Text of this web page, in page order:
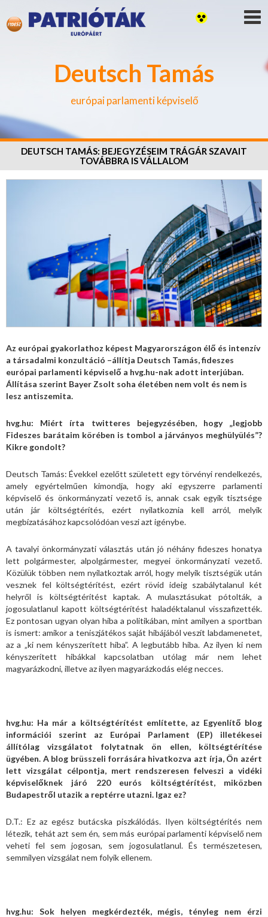
Deutsch Tamás
európai parlamenti képviselő
DEUTSCH TAMÁS: BEJEGYZÉSEIM TRÁGÁR SZAVAIT
TOVÁBBRA IS VÁLLALOM
Az európai gyakorlathoz képest Magyarországon élő és intenzív
a társadalmi konzultáció –állítja Deutsch Tamás, fideszes
európai parlamenti képviselő a hvg.hu-nak adott interjúban.
Állítása szerint Bayer Zsolt soha életében nem volt és nem is
lesz antiszemita.
hvg.hu: Miért írta twitteres bejegyzésében, hogy „legjobb
Fideszes barátaim körében is tombol a járványos meghülyülés”?
Kikre gondolt?
Deutsch Tamás: Évekkel ezelőtt született egy törvényi rendelkezés,
amely egyértelműen kimondja, hogy aki egyszerre parlamenti
képviselő és önkormányzati vezető is, annak csak egyik tisztsége
után jár költségtérítés, ezért nyilatkoznia kell arról, melyik
megbízatásához kapcsolódóan veszi azt igénybe.
A tavalyi önkormányzati választás után jó néhány fideszes honatya
lett polgármester, alpolgármester, megyei önkormányzati vezető.
Közülük többen nem nyilatkoztak arról, hogy melyik tisztségük után
vesznek fel költségtérítést, ezért rövid ideig szabálytalanul két
helyről is költségtérítést kaptak. A mulasztásukat pótolták, a
jogosulatlanul kapott költségtérítést haladéktalanul visszafizették.
Ez pontosan ugyan olyan hiba a politikában, mint amilyen a sportban
is ismert: amikor a teniszjátékos saját hibájából veszít labdamenetet,
az a „ki nem kényszerített hiba”. A legbutább hiba. Az ilyen ki nem
kényszerített hibákkal kapcsolatban utólag már nem lehet
magyarázkodni, illetve az ilyen magyarázkodás elég necces.
hvg.hu: Ha már a költségtérítést említette, az Egyenlítő blog
információi szerint az Európai Parlament (EP) illetékesei
állítólag vizsgálatot folytatnak ön ellen, költségtérítése
ügyében. A blog brüsszeli forrására hivatkozva azt írja, Ön azért
lett vizsgálat célpontja, mert rendszeresen felveszi a vidéki
képviselőknek járó 220 eurós költségtérítést, miközben
Budapestről utazik a reptérre utazni. Igaz ez?
D.T.: Ez az egész butácska piszkálódás. Ilyen költségtérítés nem
létezik, tehát azt sem én, sem más európai parlamenti képviselő nem
veheti fel sem jogosan, sem jogosulatlanul. És természetesen,
semmilyen vizsgálat nem folyik ellenem.
hvg.hu: Sok helyen megkérdezték, mégis, tényleg nem érzi